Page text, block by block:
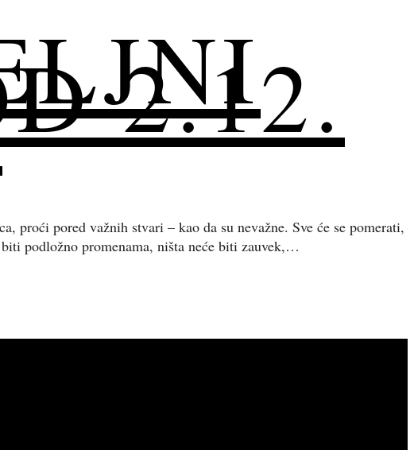
2.12.
proći pored važnih stvari – kao da su nevažne. Sve će se pomerati,
podložno promenama, ništa neće biti zauvek,…